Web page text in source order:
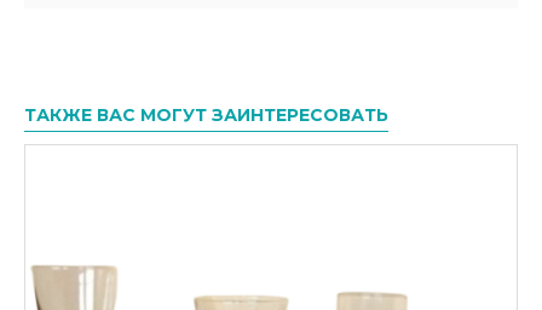
ТАКЖЕ ВАС МОГУТ ЗАИНТЕРЕСОВАТЬ